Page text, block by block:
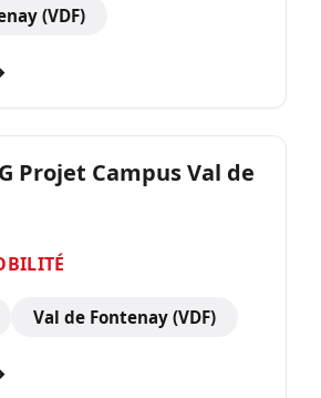
(VDF)
Projet Campus Val de
Val de Fontenay (VDF)